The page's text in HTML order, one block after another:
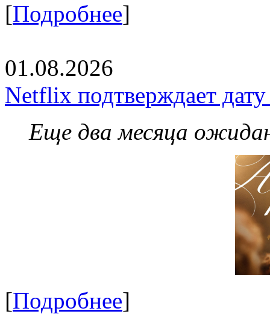
[Подробнее]
01.08.2026
Netflix подтверждает
Еще два месяца
[Подробнее]